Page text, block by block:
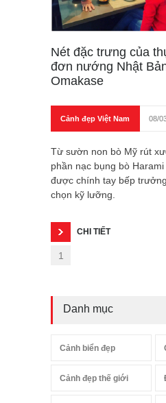
Nét đặc trưng của
đơn nướng Nhật
Omakase
Cảnh đẹp Việt Nam 08/
Từ sườn non bò Mỹ rút
phần nạc bụng bò
được chính tay bếp
chọn kỹ lưỡng.
CHI TIẾT
1
Danh mục
Cảnh biển đẹp
Cảnh đẹp thế giới